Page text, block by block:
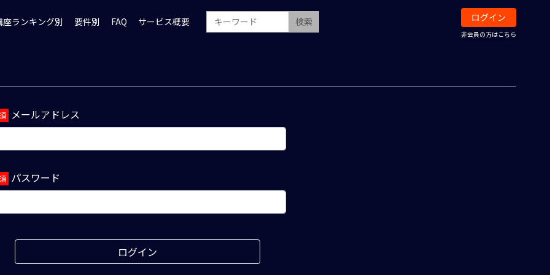
座ランキング別 要件別 FAQ サービス概要 検索 ログイン
非会員の方はこちら
メールアドレス
パスワード
ログイン